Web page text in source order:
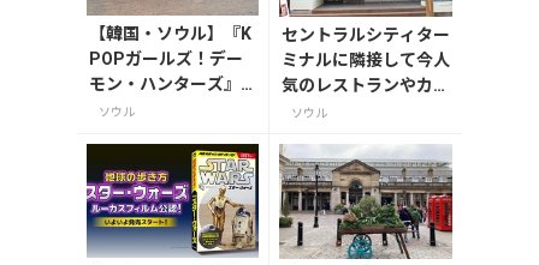
【韓国・ソウル】『K
POPガールズ！デー
モン・ハンターズ』
の聖地巡礼ができる
ソウル
セントラルシティター
ミナルに隣接して今人
気のレストランやカフ
ェの集まる
ソウル